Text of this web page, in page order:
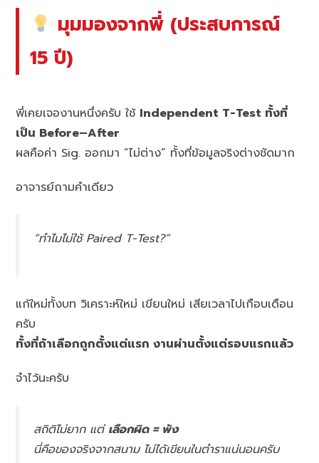
มุมมองจากพี่ (ประสบการณ์
15 ปี)
พี่เคยเจองานหนึ่งครับ ใช้ Independent T-Test ทั้งที่
เป็น Before–After
ผลคือค่า Sig. ออกมา “ไม่ต่าง” ทั้งที่ข้อมูลจริงต่างชัดมาก
อาจารย์ถามคำเดียว
“ทำไมไม่ใช้ Paired T-Test?”
แก้ใหม่ทั้งบท วิเคราะห์ใหม่ เขียนใหม่ เสียเวลาไปเกือบเดือน
ครับ
ทั้งที่ถ้าเลือกถูกตั้งแต่แรก งานผ่านตั้งแต่รอบแรกแล้ว
จำไว้นะครับ
สถิติไม่ยาก แต่ เลือกผิด = พัง
นี่คือของจริงจากสนาม ไม่ได้เขียนในตำราแน่นอนครับ